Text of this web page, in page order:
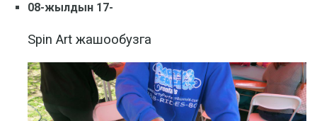
08-жылдын 17-
Spin Art жашообузга